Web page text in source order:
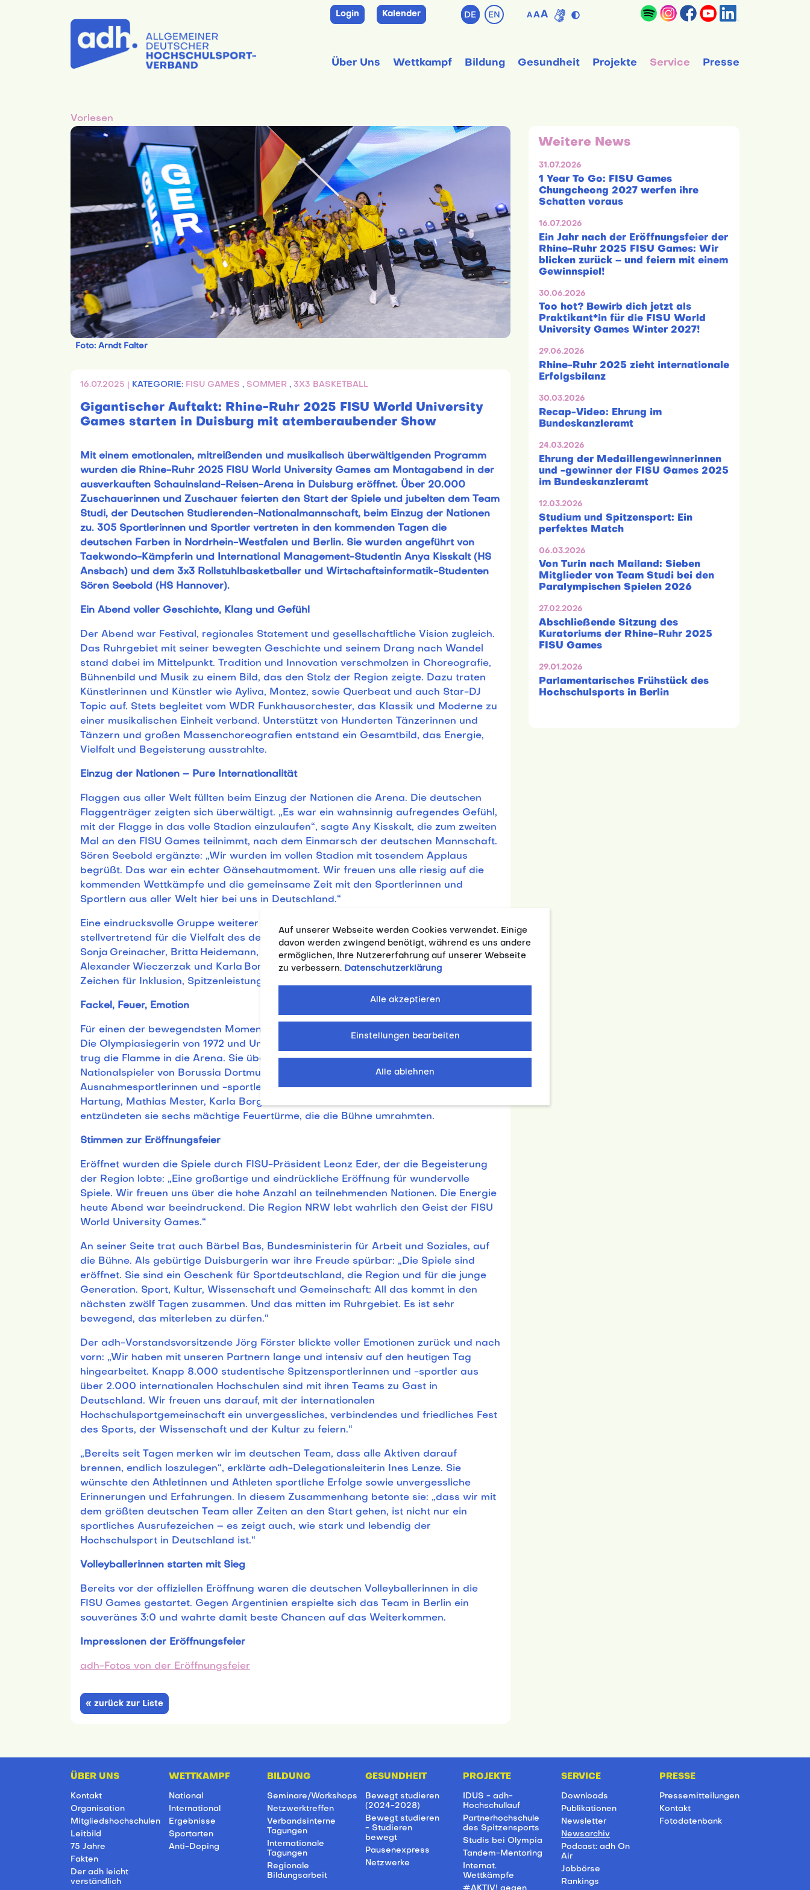
Login Kalender DE EN A AA
Über Uns Wettkampf Bildung Gesundheit Projekte Service Presse
Vorlesen
Foto: Arndt Falter
16.07.2025 | KATEGORIE: FISU GAMES , SOMMER , 3X3 BASKETBALL
Gigantischer Auftakt: Rhine-Ruhr 2025 FISU World University
Games starten in Duisburg mit atemberaubender Show
Mit einem emotionalen, mitreißenden und musikalisch überwältigenden Programm
wurden die Rhine-Ruhr 2025 FISU World University Games am Montagabend in der
ausverkauften Schauinsland-Reisen-Arena in Duisburg eröffnet. Über 20.000
Zuschauerinnen und Zuschauer feierten den Start der Spiele und jubelten dem Team
Studi, der Deutschen Studierenden-Nationalmannschaft, beim Einzug der Nationen
zu. 305 Sportlerinnen und Sportler vertreten in den kommenden Tagen die
deutschen Farben in Nordrhein-Westfalen und Berlin. Sie wurden angeführt von
Taekwondo-Kämpferin und International Management-Studentin Anya Kisskalt (HS
Ansbach) und dem 3x3 Rollstuhlbasketballer und Wirtschaftsinformatik-Studenten
Sören Seebold (HS Hannover).
Ein Abend voller Geschichte, Klang und Gefühl
Der Abend war Festival, regionales Statement und gesellschaftliche Vision zugleich.
Das Ruhrgebiet mit seiner bewegten Geschichte und seinem Drang nach Wandel
stand dabei im Mittelpunkt. Tradition und Innovation verschmolzen in Choreografie,
Bühnenbild und Musik zu einem Bild, das den Stolz der Region zeigte. Dazu traten
Künstlerinnen und Künstler wie Ayliva, Montez, sowie Querbeat und auch Star-DJ
Topic auf. Stets begleitet vom WDR Funkhausorchester, das Klassik und Moderne zu
einer musikalischen Einheit verband. Unterstützt von Hunderten Tänzerinnen und
Tänzern und großen Massenchoreografien entstand ein Gesamtbild, das Energie,
Vielfalt und Begeisterung ausstrahlte.
Einzug der Nationen – Pure Internationalität
Flaggen aus aller Welt füllten beim Einzug der Nationen die Arena. Die deutschen
Flaggenträger zeigten sich überwältigt. „Es war ein wahnsinnig aufregendes Gefühl,
mit der Flagge in das volle Stadion einzulaufen“, sagte Any Kisskalt, die zum zweiten
Mal an den FISU Games teilnimmt, nach dem Einmarsch der deutschen Mannschaft.
Sören Seebold ergänzte: „Wir wurden im vollen Stadion mit tosendem Applaus
begrüßt. Das war ein echter Gänsehautmoment. Wir freuen uns alle riesig auf die
kommenden Wettkämpfe und die gemeinsame Zeit mit den Sportlerinnen und
Sportlern aus aller Welt hier bei uns in Deutschland.“
Eine eindrucksvolle Gruppe weiterer Flaggenträgerinnen und -träger standen
stellvertretend für die Vielfalt des deutschen Hochschulsports: Kim Bui,
Sonja Greinacher, Britta Heidemann, Sarah Wellbrock, Max Hartung, Mathias Mester,
Alexander Wieczerzak und Karla Borger. Gemeinsam setzten sie ein sichtbares
Zeichen für Inklusion, Spitzenleistung und Teamgeist.
Fackel, Feuer, Emotion
Für einen der bewegendsten Momente des Abends sorgte Heide Ecker-Rosendahl.
Die Olympiasiegerin von 1972 und Universiade-Goldmedaillengewinnerin von 1970
trug die Flamme in die Arena. Sie übergab das Feuer an Nico Schlotterbeck,
Nationalspieler von Borussia Dortmund, der die Flamme weiterreichte an sechs
Ausnahmesportlerinnen und -sportler: Sonja Greinacher, Sarah Wellbrock, Max
Hartung, Mathias Mester, Karla Borger und Alexander Wieczerzak. Gemeinsam
entzündeten sie sechs mächtige Feuertürme, die die Bühne umrahmten.
Stimmen zur Eröffnungsfeier
Eröffnet wurden die Spiele durch FISU-Präsident Leonz Eder, der die Begeisterung
der Region lobte: „Eine großartige und eindrückliche Eröffnung für wundervolle
Spiele. Wir freuen uns über die hohe Anzahl an teilnehmenden Nationen. Die Energie
heute Abend war beeindruckend. Die Region NRW lebt wahrlich den Geist der FISU
World University Games.“
An seiner Seite trat auch Bärbel Bas, Bundesministerin für Arbeit und Soziales, auf
die Bühne. Als gebürtige Duisburgerin war ihre Freude spürbar: „Die Spiele sind
eröffnet. Sie sind ein Geschenk für Sportdeutschland, die Region und für die junge
Generation. Sport, Kultur, Wissenschaft und Gemeinschaft: All das kommt in den
nächsten zwölf Tagen zusammen. Und das mitten im Ruhrgebiet. Es ist sehr
bewegend, das miterleben zu dürfen.“
Der adh-Vorstandsvorsitzende Jörg Förster blickte voller Emotionen zurück und nach
vorn: „Wir haben mit unseren Partnern lange und intensiv auf den heutigen Tag
hingearbeitet. Knapp 8.000 studentische Spitzensportlerinnen und -sportler aus
über 2.000 internationalen Hochschulen sind mit ihren Teams zu Gast in
Deutschland. Wir freuen uns darauf, mit der internationalen
Hochschulsportgemeinschaft ein unvergessliches, verbindendes und friedliches Fest
des Sports, der Wissenschaft und der Kultur zu feiern.“
„Bereits seit Tagen merken wir im deutschen Team, dass alle Aktiven darauf
brennen, endlich loszulegen“, erklärte adh-Delegationsleiterin Ines Lenze. Sie
wünschte den Athletinnen und Athleten sportliche Erfolge sowie unvergessliche
Erinnerungen und Erfahrungen. In diesem Zusammenhang betonte sie: „dass wir mit
dem größten deutschen Team aller Zeiten an den Start gehen, ist nicht nur ein
sportliches Ausrufezeichen – es zeigt auch, wie stark und lebendig der
Hochschulsport in Deutschland ist.“
Volleyballerinnen starten mit Sieg
Bereits vor der offiziellen Eröffnung waren die deutschen Volleyballerinnen in die
FISU Games gestartet. Gegen Argentinien erspielte sich das Team in Berlin ein
souveränes 3:0 und wahrte damit beste Chancen auf das Weiterkommen.
Impressionen der Eröffnungsfeier
adh-Fotos von der Eröffnungsfeier
« zurück zur Liste
Weitere News
31.07.2026
1 Year To Go: FISU Games
Chungcheong 2027 werfen ihre
Schatten voraus
16.07.2026
Ein Jahr nach der Eröffnungsfeier der
Rhine-Ruhr 2025 FISU Games: Wir
blicken zurück – und feiern mit einem
Gewinnspiel!
30.06.2026
Too hot? Bewirb dich jetzt als
Praktikant*in für die FISU World
University Games Winter 2027!
29.06.2026
Rhine-Ruhr 2025 zieht internationale
Erfolgsbilanz
30.03.2026
Recap-Video: Ehrung im
Bundeskanzleramt
24.03.2026
Ehrung der Medaillengewinnerinnen
und -gewinner der FISU Games 2025
im Bundeskanzleramt
12.03.2026
Studium und Spitzensport: Ein
perfektes Match
06.03.2026
Von Turin nach Mailand: Sieben
Mitglieder von Team Studi bei den
Paralympischen Spielen 2026
27.02.2026
Abschließende Sitzung des
Kuratoriums der Rhine-Ruhr 2025
FISU Games
29.01.2026
Parlamentarisches Frühstück des
Hochschulsports in Berlin
ÜBER UNS
Kontakt
Organisation
Mitgliedshochschulen
Leitbild
75 Jahre
Fakten
Der adh leicht
verständlich
WETTKAMPF
National
International
Ergebnisse
Sportarten
Anti-Doping
BILDUNG
Seminare/Workshops
Netzwerktreffen
Verbandsinterne
Tagungen
Internationale
Tagungen
Regionale
Bildungsarbeit
GESUNDHEIT
Bewegt studieren
(2024-2028)
Bewegt studieren
- Studieren
bewegt
Pausenexpress
Netzwerke
PROJEKTE
IDUS - adh-
Hochschullauf
Partnerhochschule
des Spitzensports
Studis bei Olympia
Tandem-Mentoring
Internat.
Wettkämpfe
SERVICE
Downloads
Publikationen
Newsletter
Newsarchiv
Podcast: adh On
Air
Jobbörse
Rankings
PRESSE
Pressemitteilungen
Kontakt
Fotodatenbank
Auf unserer Webseite werden Cookies verwendet. Einige
davon werden zwingend benötigt, während es uns andere
ermöglichen, Ihre Nutzererfahrung auf unserer Webseite
zu verbessern. Datenschutzerklärung
Einstellungen bearbeiten
Alle ablehnen
Alle akzeptieren